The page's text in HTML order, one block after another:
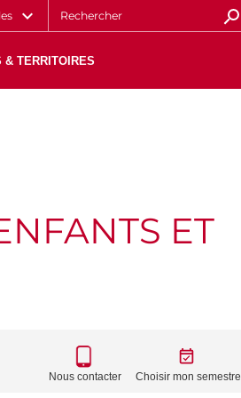
& TERRITOIRES
ET
CALL
TO
Nous contacter Choisir mon semestre